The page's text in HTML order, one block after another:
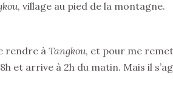
, village au pied de la montagne.
rendre à Tangkou, et pour me
et arrive à 2h du matin. Mais il